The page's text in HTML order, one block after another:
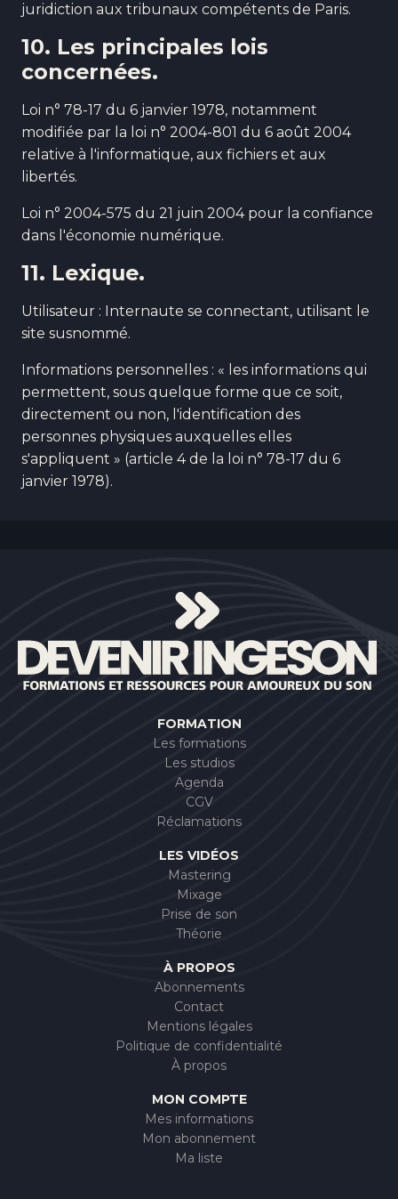
juridiction aux tribunaux compétents de Paris.
10. Les principales lois
concernées.
Loi n° 78-17 du 6 janvier 1978, notamment
modifiée par la loi n° 2004-801 du 6 août 2004
relative à l'informatique, aux fichiers et aux
libertés.
Loi n° 2004-575 du 21 juin 2004 pour la confiance
dans l'économie numérique.
11. Lexique.
Utilisateur : Internaute se connectant, utilisant le
site susnommé.
Informations personnelles : « les informations qui
permettent, sous quelque forme que ce soit,
directement ou non, l'identification des
personnes physiques auxquelles elles
s'appliquent » (article 4 de la loi n° 78-17 du 6
janvier 1978).
FORMATION
Les formations
Les studios
Agenda
CGV
Réclamations
LES VIDÉOS
Mastering
Mixage
Prise de son
Théorie
À PROPOS
Abonnements
Contact
Mentions légales
Politique de confidentialité
À propos
MON COMPTE
Mes informations
Mon abonnement
Ma liste